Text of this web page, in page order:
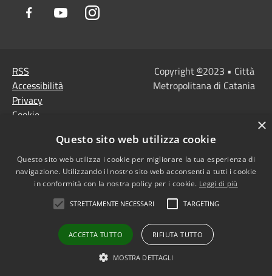
Facebook YoutubeInstagram
RSS
Accessibilità
Privacy
Cookie
Note Legali
Agenzia per l'Italia
digitale
accessibilità
Dichiarazione di
accessibilità PagoPa
Obiettivi di accessibilità
Copyright ©2023 • Città
Metropolitana di Catania
×
Questo sito web utilizza cookie
Questo sito web utilizza i cookie per migliorare la tua esperienza di
navigazione. Utilizzando il nostro sito web acconsenti a tutti i cookie
in conformità con la nostra policy per i cookie. Leggi di più
STRETTAMENTE NECESSARI TARGETING
ACCETTA TUTTO RIFIUTA TUTTO
MOSTRA DETTAGLI